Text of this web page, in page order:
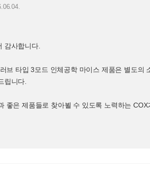
감사합니다.
브 타입 3모드 인체공학 마이스 제품은 별도의
립니다.
좋은 제품들로 찾아뵐 수 있도록 노력하는 COX